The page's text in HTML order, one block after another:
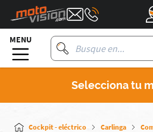
MENU
Selecciona tu
Cockpit - eléctrico Carlinga